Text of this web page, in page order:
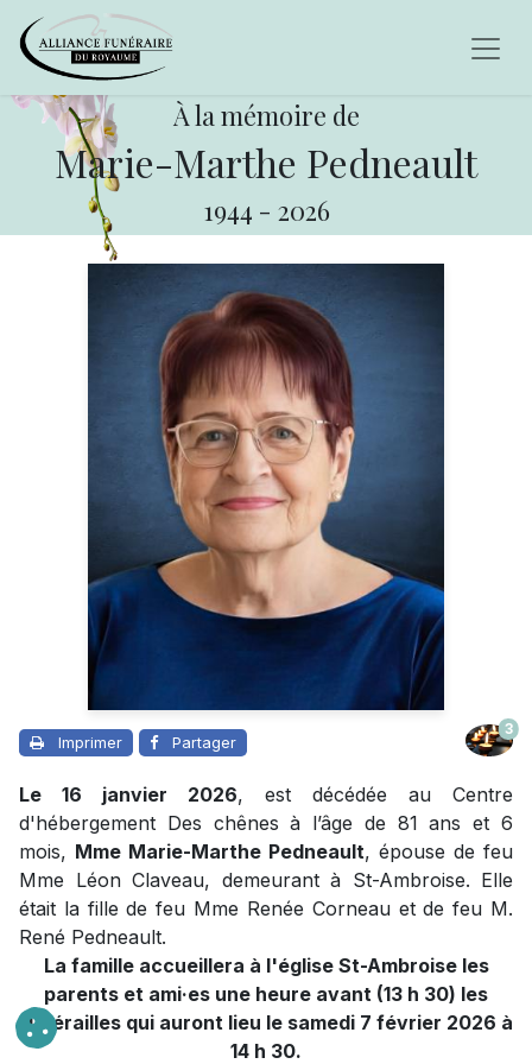
À la mémoire de
Marie-Marthe Pedneault
1944 - 2026
Imprimer Partager
3
Le 16 janvier 2026, est décédée au Centre
d'hébergement Des chênes à l’âge de 81 ans et 6
mois, Mme Marie-Marthe Pedneault, épouse de feu
Mme Léon Claveau, demeurant à St-Ambroise. Elle
était la fille de feu Mme Renée Corneau et de feu M.
René Pedneault.
La famille accueillera à l'église St-Ambroise les
parents et ami·es une heure avant (13 h 30) les
funérailles qui auront lieu le samedi 7 février 2026 à
14 h 30.